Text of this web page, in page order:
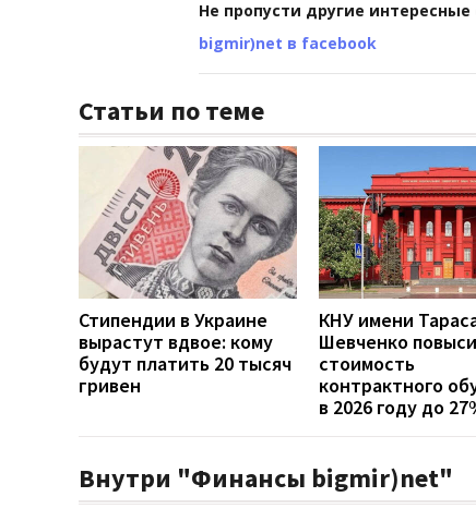
Не пропусти другие
bigmir)net в facebook
Статьи по теме
Стипендии в Украине
вырастут вдвое: кому
будут платить 20 тысяч
гривен
КНУ имени
Шевченко
стоимость
контрактного
в 2026 году до
Внутри "Финансы bigmir)net"